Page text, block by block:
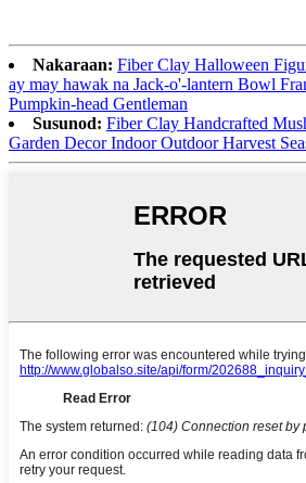
Nakaraan: Fiber Clay Halloween
ay may hawak na Jack-o'-lantern Bowl
Pumpkin-head Gentleman
Susunod: Fiber Clay Handcrafted
Garden Decor Indoor Outdoor Harvest